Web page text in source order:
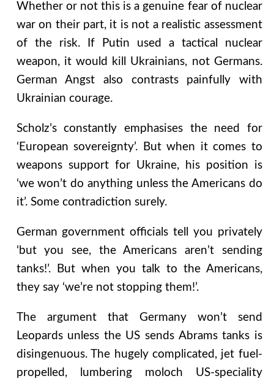
Whether or not this is a genuine fear of nuclear
war on their part, it is not a realistic assessment
of the risk. If Putin used a tactical nuclear
weapon, it would kill Ukrainians, not Germans.
German Angst also contrasts painfully with
Ukrainian courage.
Scholz’s constantly emphasises the need for
‘European sovereignty’. But when it comes to
weapons support for Ukraine, his position is
‘we won’t do anything unless the Americans do
it’. Some contradiction surely.
German government officials tell you privately
‘but you see, the Americans aren’t sending
tanks!’. But when you talk to the Americans,
they say ‘we’re not stopping them!’.
The argument that Germany won’t send
Leopards unless the US sends Abrams tanks is
disingenuous. The hugely complicated, jet fuel-
propelled, lumbering moloch US-speciality